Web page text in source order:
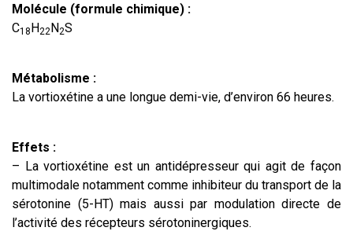
Molécule (formule chimique) :
C18H22N2S
Métabolisme :
La vortioxétine a une longue demi-vie, d’environ 66 heures.
Effets :
– La vortioxétine est un antidépresseur qui agit de façon
multimodale notamment comme inhibiteur du transport de la
sérotonine (5-HT) mais aussi par modulation directe de
l’activité des récepteurs sérotoninergiques.